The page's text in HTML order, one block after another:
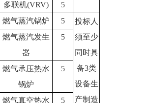
多联机(VRV)
5
燃气蒸汽锅炉 5
投标人
须至少
同时具
备3类
设备生
产制造
燃气蒸汽发生
器
5
燃气承压热水
锅炉
5
燃气真空热水
5